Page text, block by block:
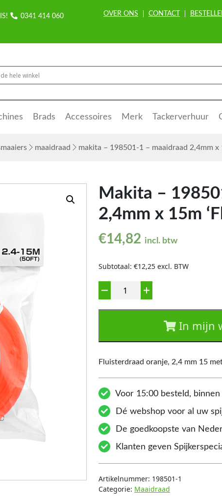
0341 414 060 OVER ONS CONTACT
Brads Accessoires Merk Tackerverhuur
maaidraad makita – 198501-1 – maaidraad 2,4mm x
Makita –
2,4mm x 15m
€14,82 incl. btw
Subtotaal: €12,25 excl. BTW
Aantal
In mijn
Fluisterdraad oranje, 2,4 mm 15
Voor 15:00 besteld,
Dé webshop voor al uw
De goedkoopste van
Klanten geven
Artikelnummer: 198501-1
Categorie: Maaidraad